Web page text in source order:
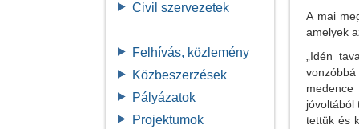
Civil szervezetek
Felhívás, közlemény
Közbeszerzések
Pályázatok
Projektumok
A mai
amelyek
„Idén
jóvoltából
tettük és